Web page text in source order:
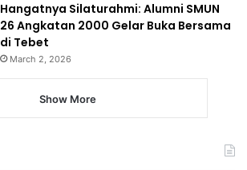
Hangatnya Silaturahmi: Alumni SMUN
26 Angkatan 2000 Gelar Buka Bersama
di Tebet
March 2, 2026
Show More